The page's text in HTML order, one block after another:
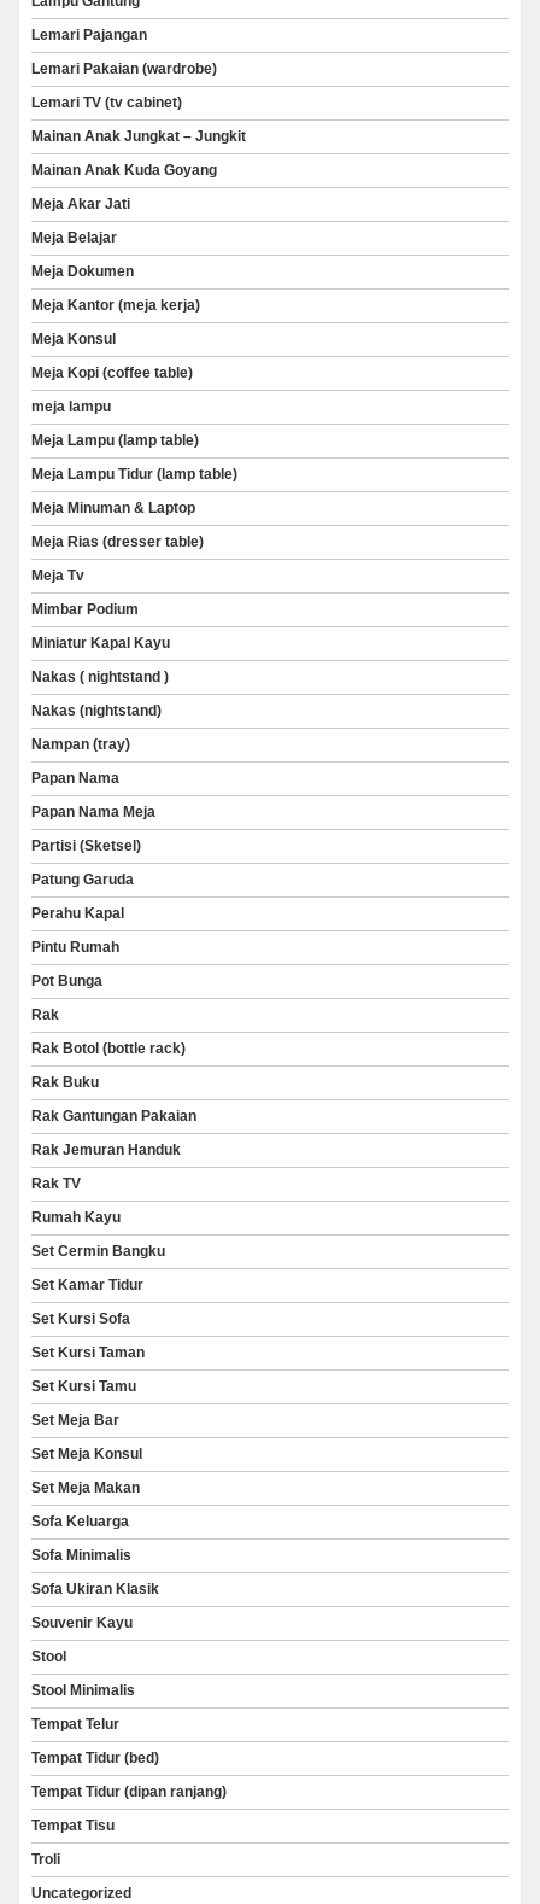
Lemari Pajangan
Lemari Pakaian (wardrobe)
Lemari TV (tv cabinet)
Mainan Anak Jungkat – Jungkit
Mainan Anak Kuda Goyang
Meja Akar Jati
Meja Belajar
Meja Dokumen
Meja Kantor (meja kerja)
Meja Konsul
Meja Kopi (coffee table)
meja lampu
Meja Lampu (lamp table)
Meja Lampu Tidur (lamp table)
Meja Minuman & Laptop
Meja Rias (dresser table)
Meja Tv
Mimbar Podium
Miniatur Kapal Kayu
Nakas ( nightstand )
Nakas (nightstand)
Nampan (tray)
Papan Nama
Papan Nama Meja
Partisi (Sketsel)
Patung Garuda
Perahu Kapal
Pintu Rumah
Pot Bunga
Rak
Rak Botol (bottle rack)
Rak Buku
Rak Gantungan Pakaian
Rak Jemuran Handuk
Rak TV
Rumah Kayu
Set Cermin Bangku
Set Kamar Tidur
Set Kursi Sofa
Set Kursi Taman
Set Kursi Tamu
Set Meja Bar
Set Meja Konsul
Set Meja Makan
Sofa Keluarga
Sofa Minimalis
Sofa Ukiran Klasik
Souvenir Kayu
Stool
Stool Minimalis
Tempat Telur
Tempat Tidur (bed)
Tempat Tidur (dipan ranjang)
Tempat Tisu
Troli
Uncategorized